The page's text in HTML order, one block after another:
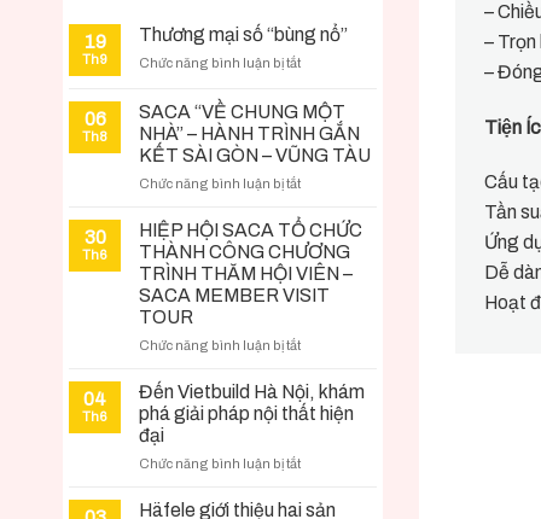
19
Th9
Thương mại số “bùng nổ”
Chức năng bình luận bị tắtở
mại
số
“bùng
nổ”
06
Th8
SACA “VỀ CHUNG MỘT
NHÀ” – HÀNH TRÌNH GẮN
KẾT SÀI GÒN – VŨNG TÀU
Chức năng bình luận bị tắtở
“VỀ
CHUNG
MỘT
NHÀ”
–
TRÌNH
KẾT
SÀI
VŨNG
30
Th6
HIỆP HỘI SACA TỔ CHỨC
THÀNH CÔNG CHƯƠNG
TRÌNH THĂM HỘI VIÊN –
SACA MEMBER VISIT
TOUR
Chức năng bình luận bị tắtở
HỘI
SACA
TỔ
THÀNH
CHƯƠNG
04
Th6
Đến Vietbuild Hà Nội, khám
phá giải pháp nội thất hiện
đại
Chức năng bình luận bị tắtở
Vietbuild
Häfele giới thiệu hai sản
–
–
–
Tiện
Cấu
Tần
Ứng
Dễ
Hoạt